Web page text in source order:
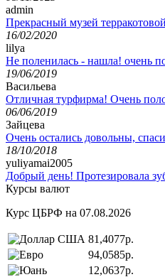
admin
Прекрасный музей
16/02/2020
lilya
Не поленилась - нашла! очень
19/06/2019
Васильева
Отличная турфирма! Очень
06/06/2019
Зайцева
Очень остались довольны,
18/10/2018
yuliyamai2005
Добрый день! Протезировала
Курсы валют
Курс ЦБРФ на 07.08.2026
81,4077р.
94,0585р.
12,0637р.